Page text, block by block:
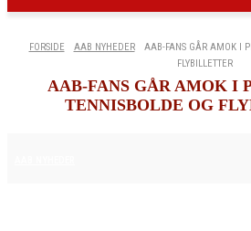
FORSIDE AAB NYHEDER
AAB-FANS GÅR AMOK I
FLYBILLETTER
AAB-FANS GÅR AMOK I
TENNISBOLDE OG